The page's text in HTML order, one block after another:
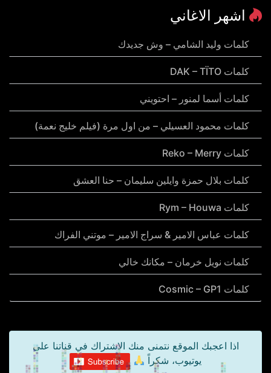
اشهر الاغاني
كلمات وليد الشامي – وش جديدك
كلمات DAK – TÏTO
كلمات أسما لمنور – احتويني
كلمات محمود العسيلي – من اول مرة (فيلم خليج نعمة)
كلمات Reko – Merry
كلمات بلال حمزة وايلين سليمان – حنا العشق
كلمات Rym – Houwa
كلمات عباس الامير & سراج الامير – موتني الفراك
كلمات نويل خرمان – مكانك خالي
كلمات Cosmic – GP1
اذا اعجبك الموقع نتمنى منك الاشتراك في قناتنا على
يوتيوب، شكراً